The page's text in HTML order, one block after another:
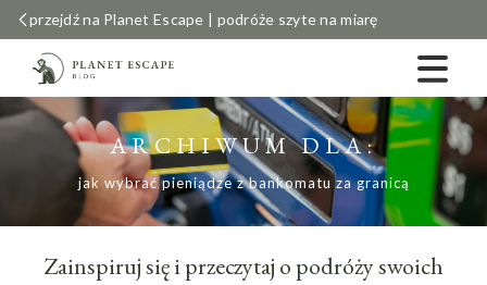
przejdź na Planet Escape | podróże szyte na miarę
ARCHIWUM DLA:
jak wybrać pieniądze z bankomatu za granicą
Zainspiruj się i przeczytaj o podróży swoich